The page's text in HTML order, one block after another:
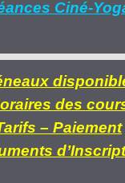
Ciné-
des
– Paiement
d’